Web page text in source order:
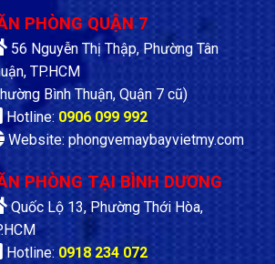
PHÒNG QUẬN 7
56 Nguyễn Thị Thập, Phường Tân
TP.HCM
Bình Thuận, Quận 7 cũ)
Hotline: 0906 099 992
Website: phongvemaybayvietmy.com
PHÒNG TẠI BÌNH DƯƠNG
Quốc Lộ 13, Phường Thới Hòa,
Hotline: 0918 234 072